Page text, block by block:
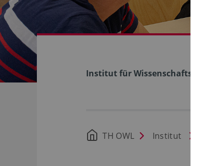
Institut für Wissenschaftsdialog
TH OWL Institut